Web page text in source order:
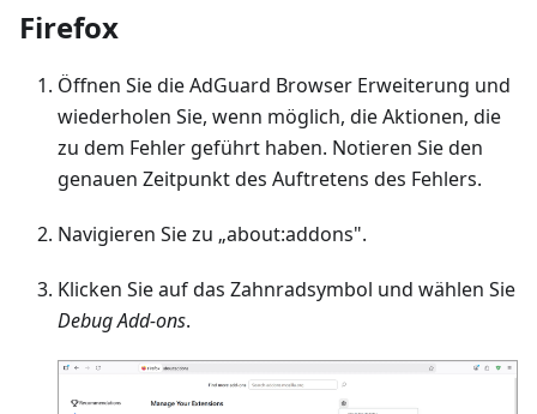
Firefox
Öffnen Sie die AdGuard Browser Erweiterung und
wiederholen Sie, wenn möglich, die Aktionen, die
zu dem Fehler geführt haben. Notieren Sie den
genauen Zeitpunkt des Auftretens des Fehlers.
Navigieren Sie zu „about:addons".
Klicken Sie auf das Zahnradsymbol und wählen Sie
Debug Add-ons.